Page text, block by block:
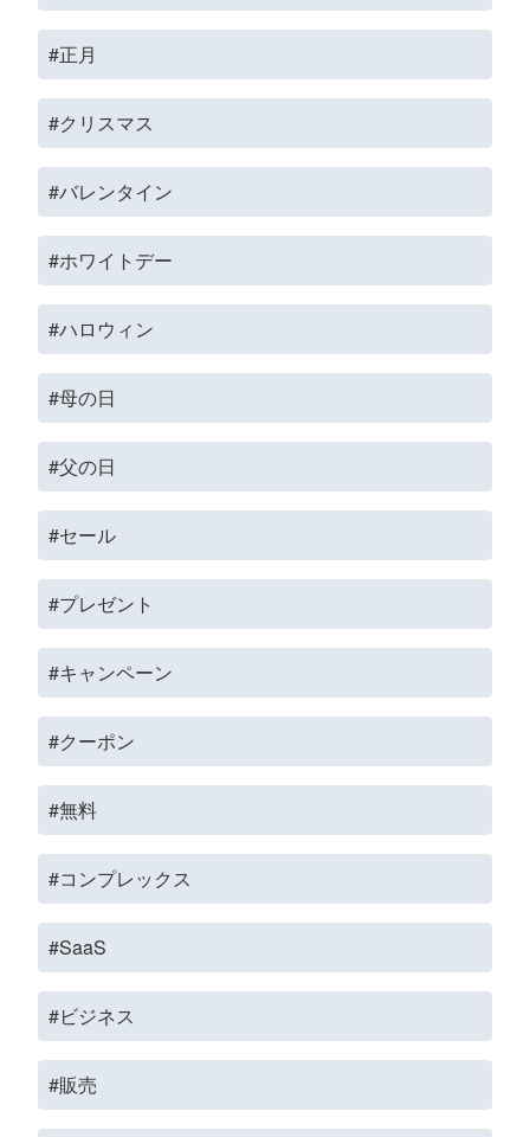
#正月
#クリスマス
#バレンタイン
#ホワイトデー
#ハロウィン
#母の日
#父の日
#セール
#プレゼント
#キャンペーン
#クーポン
#無料
#コンプレックス
#SaaS
#ビジネス
#販売